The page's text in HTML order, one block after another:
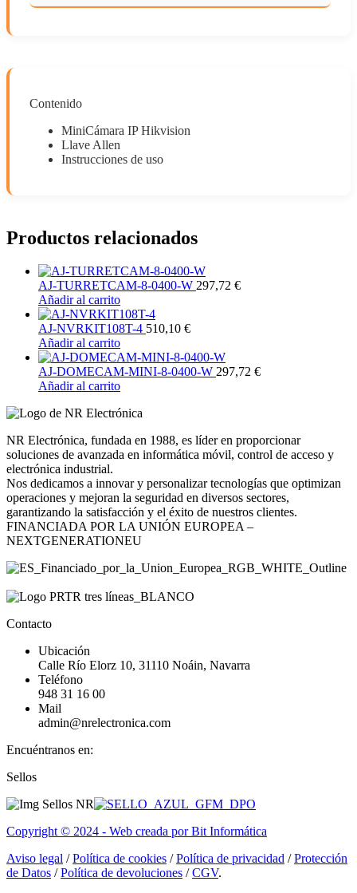
Contenido
MiniCámara IP Hikvision
Llave Allen
Instrucciones de uso
Productos relacionados
AJ-TURRETCAM-8-0400-W 297,72 €
Añadir al carrito
AJ-NVRKIT108T-4 510,10 €
Añadir al carrito
AJ-DOMECAM-MINI-8-0400-W 297,72 €
Añadir al carrito
NR Electrónica, fundada en 1988, es líder en proporcionar
soluciones de avanzada en informática móvil, control de acceso y
electrónica industrial.
Nos dedicamos a innovar y personalizar tecnologías que optimizan
operaciones y mejoran la seguridad en diversos sectores,
garantizando la satisfacción y el éxito de nuestros clientes.
FINANCIADA POR LA UNIÓN EUROPEA –
NEXTGENERATIONEU
Contacto
Ubicación
Calle Río Elorz 10, 31110 Noáin, Navarra
Teléfono
948 31 16 00
Mail
admin@nrelectronica.com
Encuéntranos en:
Facebook
opens
new
Linkedin
opens
new
Instagram
opens
new
Sellos
Copyright © 2024 - Web creada por Bit Informática
Aviso legal /Política de cookies /Política de privacidad /Protección
de Datos /Política de devoluciones /CGV.